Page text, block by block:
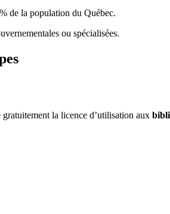
de la population du Québec.
ou spécialisées.
la licence d’utilisation aux